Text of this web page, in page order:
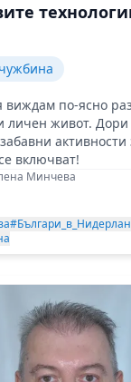
виждам по-ясно
личен живот. Дори
активности
включват!
Минчева